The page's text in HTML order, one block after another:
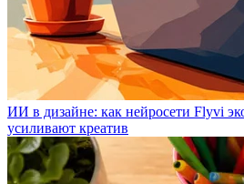
ИИ в дизайне: как нейросети Flyvi
усиливают креатив